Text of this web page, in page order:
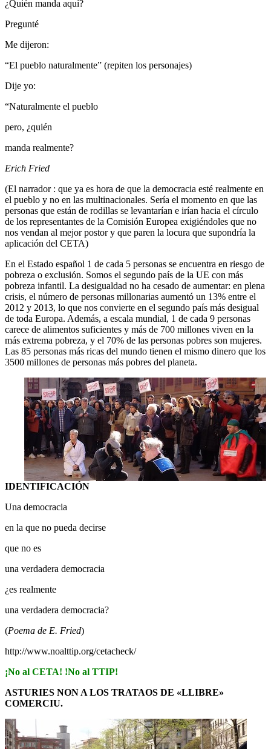
¿Quién manda aquí?
Pregunté
Me dijeron:
“El pueblo naturalmente” (repiten los personajes)
Dije yo:
“Naturalmente el pueblo
pero, ¿quién
manda realmente?
Erich Fried
(El narrador : que ya es hora de que la democracia esté realmente en
el pueblo y no en las multinacionales. Sería el momento en que las
personas que están de rodillas se levantarían e irían hacia el círculo
de los representantes de la Comisión Europea exigiéndoles que no
nos vendan al mejor postor y que paren la locura que supondría la
aplicación del CETA)
En el Estado español 1 de cada 5 personas se encuentra en riesgo de
pobreza o exclusión. Somos el segundo país de la UE con más
pobreza infantil. La desigualdad no ha cesado de aumentar: en plena
crisis, el número de personas millonarias aumentó un 13% entre el
2012 y 2013, lo que nos convierte en el segundo país más desigual
de toda Europa. Además, a escala mundial, 1 de cada 9 personas
carece de alimentos suficientes y más de 700 millones viven en la
más extrema pobreza, y el 70% de las personas pobres son mujeres.
Las 85 personas más ricas del mundo tienen el mismo dinero que los
3500 millones de personas más pobres del planeta.
IDENTIFICACIÓN
Una democracia
en la que no pueda decirse
que no es
una verdadera democracia
¿es realmente
una verdadera democracia?
(Poema de E. Fried)
http://www.noalttip.org/cetacheck/
¡No al CETA! !No al TTIP!
ASTURIES NON A LOS TRATAOS DE «LLIBRE»
COMERCIU.